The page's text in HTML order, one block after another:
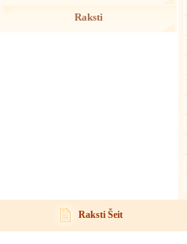
Raksti
Raksti Šeit